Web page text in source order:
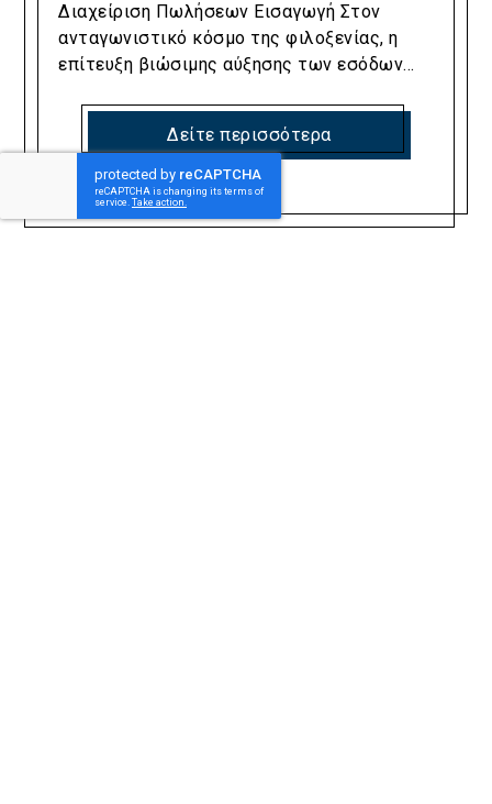
Διαχείριση Πωλήσεων Εισαγωγή Στον
ανταγωνιστικό κόσμο της φιλοξενίας, η
επίτευξη βιώσιμης αύξησης των εσόδων...
Δείτε περισσότερα